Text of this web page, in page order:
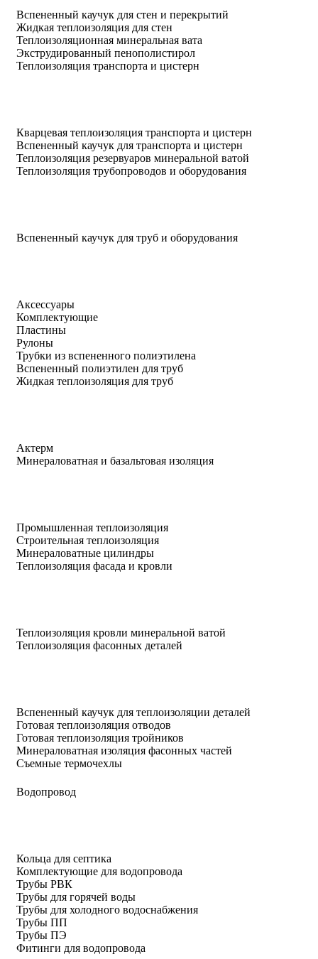
Вспененный каучук для стен и перекрытий
Жидкая теплоизоляция для стен
Теплоизоляционная минеральная вата
Экструдированный пенополистирол
Теплоизоляция транспорта и цистерн
Кварцевая теплоизоляция транспорта и цистерн
Вспененный каучук для транспорта и цистерн
Теплоизоляция резервуаров минеральной ватой
Теплоизоляция трубопроводов и оборудования
Вспененный каучук для труб и оборудования
Аксессуары
Комплектующие
Пластины
Рулоны
Трубки из вспененного полиэтилена
Вспененный полиэтилен для труб
Жидкая теплоизоляция для труб
Актерм
Минераловатная и базальтовая изоляция
Промышленная теплоизоляция
Строительная теплоизоляция
Минераловатные цилиндры
Теплоизоляция фасада и кровли
Теплоизоляция кровли минеральной ватой
Теплоизоляция фасонных деталей
Вспененный каучук для теплоизоляции деталей
Готовая теплоизоляция отводов
Готовая теплоизоляция тройников
Минераловатная изоляция фасонных частей
Съемные термочехлы
Водопровод
Кольца для септика
Комплектующие для водопровода
Трубы РВК
Трубы для горячей воды
Трубы для холодного водоснабжения
Трубы ПП
Трубы ПЭ
Фитинги для водопровода